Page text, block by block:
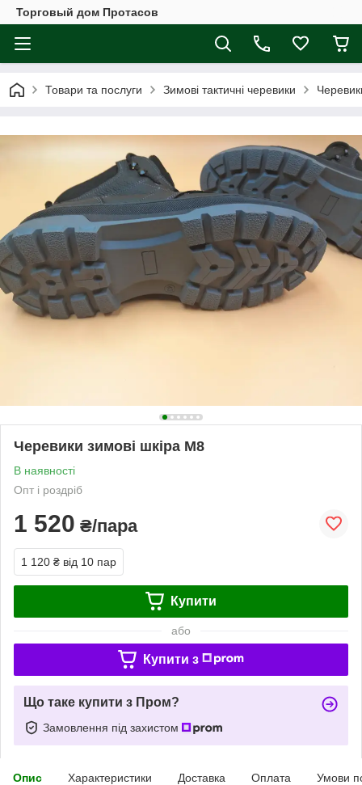
Торговый дом Протасов
Товари та послуги Зимові тактичні черевики
Черевики зимові шкіра М8
В наявності
Опт і роздріб
1 520 ₴/пара
1 120 ₴ від 10 пар
Купити
або
Купити з
Що таке купити з Пром?
Замовлення під захистом
Опис Характеристики Доставка Оплата Умови